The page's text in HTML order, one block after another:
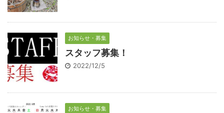
お知らせ・募集
スタッフ募集！
2022/12/5
お知らせ・募集